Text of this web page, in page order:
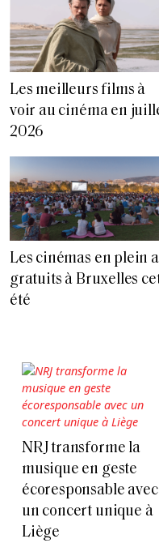
Les meilleurs films à
voir au cinéma en
2026
Les cinémas en plein
gratuits à Bruxelles
été
NRJ transforme la
musique en geste
écoresponsable avec
un concert unique à
Liège